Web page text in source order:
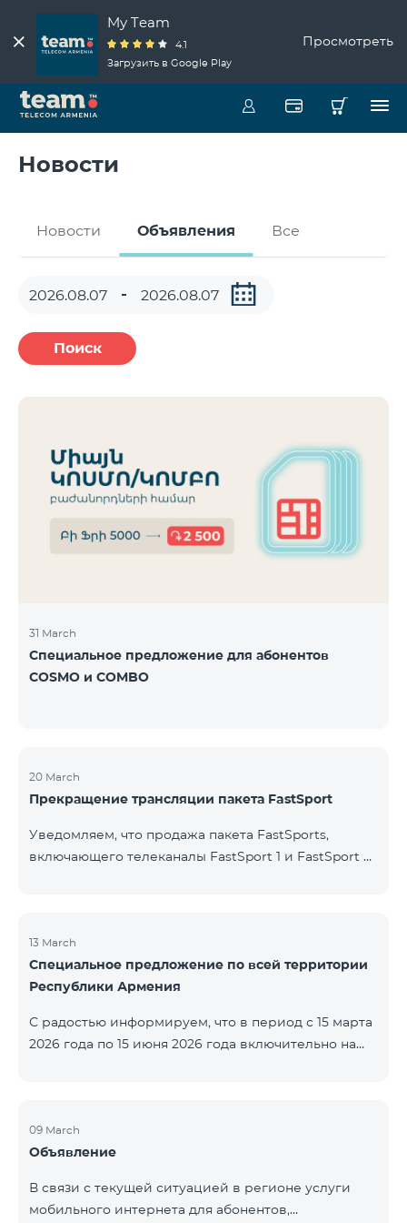
My Team
4.1
Загрузить в Google Play
Просмотреть
Новости
Новости Объявления Все
Поиск
31 March
Специальное предложение для абонентов
COSMO и COMBO
20 March
Прекращение трансляции пакета FastSport
Уведомляем, что продажа пакета FastSports,
включающего телеканалы FastSport 1 и FastSport 2,
решением вещателя. По вопросам или для
получения дополнительной информации просим
обращаться в компанию «Фаст Медиа».
13 March
Специальное предложение по всей территории
Республики Армения
С радостью информируем, что в период с 15 марта
2026 года по 15 июня 2026 года включительно на
Региональный будут доступны со скидкой 25% при
подключении на 12 месяцев с автоматическим
пакет COMBO 4 9900 также предоставляется со
скидкой 25% сроком на 12 месяцев. Кроме того, для
09 March
Объявление
В связи с текущей ситуацией в регионе услуги
мобильного интернета для абонентов,